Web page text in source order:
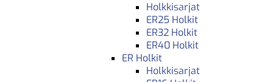
Holkkisarjat
ER25 Holkit
ER32 Holkit
ER40 Holkit
ER Holkit
Holkkisarjat